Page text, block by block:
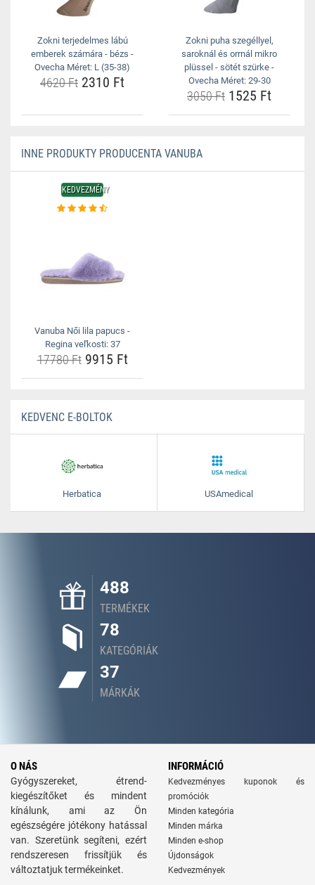
Zokni terjedelmes lábú
emberek számára - bézs -
Ovecha Méret: L (35-38)
4620 Ft 2310 Ft
Zokni puha szegéllyel,
saroknál és orrnál mikro
plüssel - sötét szürke -
Ovecha Méret: 29-30
3050 Ft 1525 Ft
INNE PRODUKTY PRODUCENTA VANUBA
KEDVEZMÉNY
Vanuba Női lila papucs -
Regina veľkosti: 37
17780 Ft9915 Ft
KEDVENC E-BOLTOK
Herbatica USAmedical
488
TERMÉKEK
78
KATEGÓRIÁK
37
MÁRKÁK
O NÁS
Gyógyszereket, étrend-
kiegészítőket és mindent
kínálunk, ami az Ön
egészségére jótékony hatással
van. Szeretünk segíteni, ezért
rendszeresen frissítjük és
változtatjuk termékeinket.
INFORMÁCIÓ
Kedvezményes kuponok és
promóciók
Minden kategória
Minden márka
Minden e-shop
Újdonságok
Kedvezmények